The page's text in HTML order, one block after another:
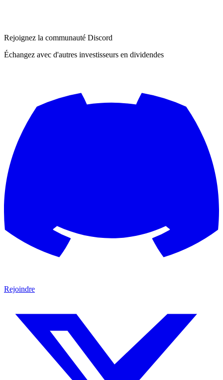
Rejoignez la communauté Discord
Échangez avec d'autres investisseurs en dividendes
Rejoindre